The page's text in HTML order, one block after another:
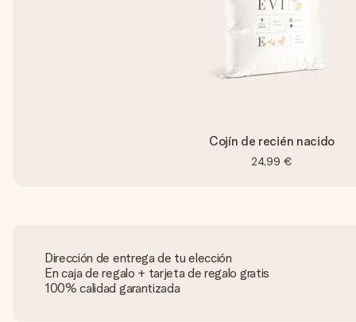
Cojín de recién nacido
24,99 €
Dirección de entrega de tu elección
En caja de regalo + tarjeta de regalo gratis
100% calidad garantizada